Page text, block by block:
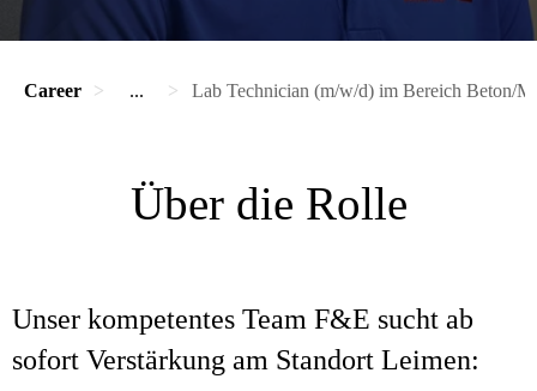
Career ... Lab Technician (m/w/d) im Bereich Beton/
Über die Rolle
Unser kompetentes Team F&E sucht ab
sofort Verstärkung am Standort Leimen: